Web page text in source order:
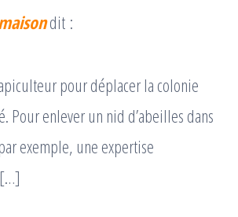
dit :
pour déplacer la colonie
Pour enlever un nid d’abeilles dans
exemple, une expertise